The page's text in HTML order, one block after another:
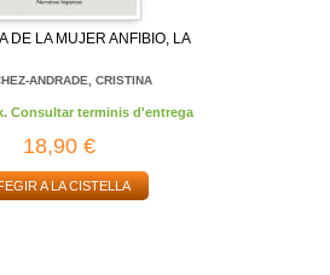
DE LA MUJER ANFIBIO, LA
ANDRADE, CRISTINA
Consultar terminis d'entrega
18,90 €
A LA CISTELLA